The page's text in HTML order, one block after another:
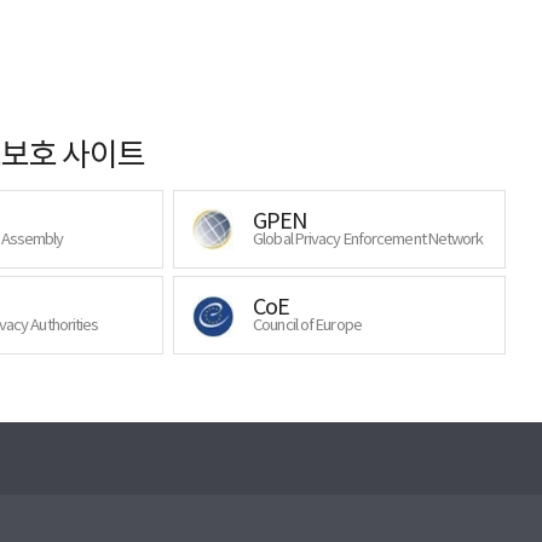
호 사이트
GPEN
Global Privacy Enforcement Network
Authorities
CoE
Council of Europe